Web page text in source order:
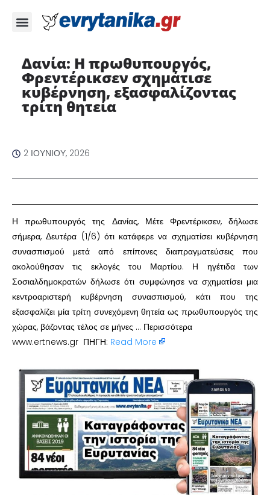
Δανία: Η πρωθυπουργός,
Φρεντέρικσεν σχημάτισε
κυβέρνηση, εξασφαλίζοντας
τρίτη θητεία ​
2 ΙΟΥΝΊΟΥ, 2026
​Η πρωθυπουργός της Δανίας, Μέτε Φρεντέρικσεν, δήλωσε
σήμερα, Δευτέρα (1/6) ότι κατάφερε να σχηματίσει κυβέρνηση
συνασπισμού μετά από επίπονες διαπραγματεύσεις που
ακολούθησαν τις εκλογές του Μαρτίου. Η ηγέτιδα των
Σοσιαλδημοκρατών δήλωσε ότι συμφώνησε να σχηματίσει μια
κεντροαριστερή κυβέρνηση συνασπισμού, κάτι που της
εξασφαλίζει μία τρίτη συνεχόμενη θητεία ως πρωθυπουργός της
χώρας, βάζοντας τέλος σε μήνες … Περισσότερα
www.ertnews.gr ΠΗΓΗ: Read More